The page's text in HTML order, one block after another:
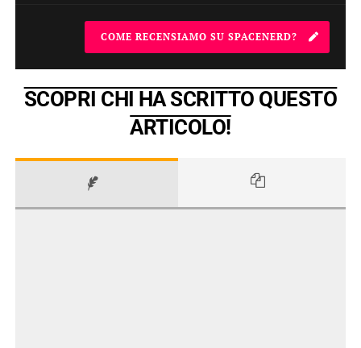
COME RECENSIAMO SU SPACENERD?
SCOPRI CHI HA SCRITTO QUESTO
ARTICOLO!